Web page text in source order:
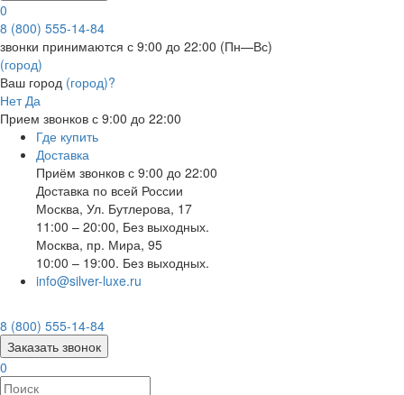
0
8 (800) 555-14-84
звонки принимаются с 9:00 до 22:00 (Пн—Вс)
(город)
Ваш город (город)?
Нет Да
Прием звонков с 9:00 до 22:00
Где купить
Доставка
Приём звонков с 9:00 до 22:00
Доставка по всей России
Москва, Ул. Бутлерова, 17
11:00 – 20:00, Без выходных.
Москва, пр. Мира, 95
10:00 – 19:00. Без выходных.
info@silver-luxe.ru
8 (800) 555-14-84
Заказать звонок
0